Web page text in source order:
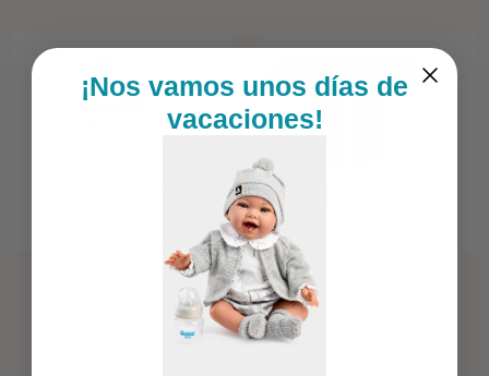
Fuera de stock
¡Nos vamos unos días de
vacaciones!